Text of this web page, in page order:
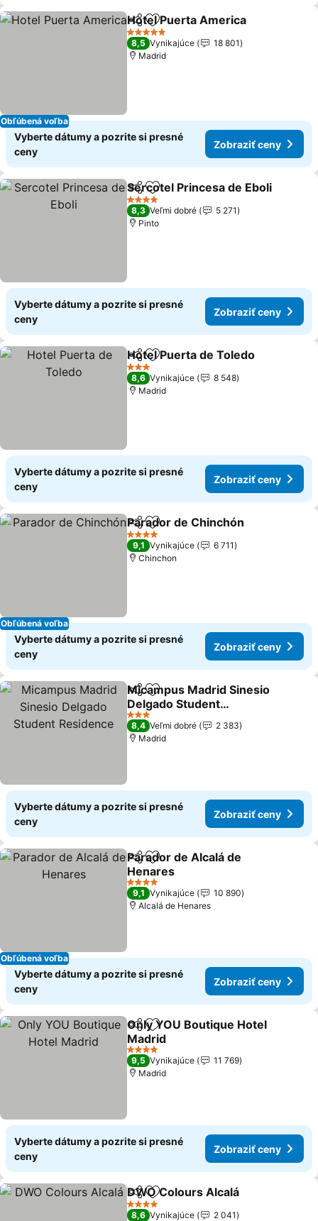
Obľúbená voľba
ZdieľaťPridať do obľúbených
Hotel Puerta America
5 Počet hviezdičiek
8,5 Vynikajúce
18 801
Madrid
Vyberte dátumy a pozrite si presné
ceny
Zobraziť ceny
ZdieľaťPridať do obľúbených
Sercotel Princesa de Eboli
4 Počet hviezdičiek
8,3 Veľmi dobré
5 271
Pinto
Vyberte dátumy a pozrite si presné
ceny
Zobraziť ceny
ZdieľaťPridať do obľúbených
Hotel Puerta de Toledo
3 Počet hviezdičiek
8,6 Vynikajúce
8 548
Madrid
Vyberte dátumy a pozrite si presné
ceny
Zobraziť ceny
Obľúbená voľba
ZdieľaťPridať do obľúbených
Parador de Chinchón
4 Počet hviezdičiek
9,1 Vynikajúce
6 711
Chinchon
Vyberte dátumy a pozrite si presné
ceny
Zobraziť ceny
ZdieľaťPridať do obľúbených
Micampus Madrid Sinesio
Delgado Student
Residence
3 Počet hviezdičiek
8,4 Veľmi dobré
2 383
Madrid
Vyberte dátumy a pozrite si presné
ceny
Zobraziť ceny
Obľúbená voľba
ZdieľaťPridať do obľúbených
Parador de Alcalá de
Henares
4 Počet hviezdičiek
9,1 Vynikajúce
10 890
Alcalá de Henares
Vyberte dátumy a pozrite si presné
ceny
Zobraziť ceny
ZdieľaťPridať do obľúbených
Only YOU Boutique Hotel
Madrid
4 Počet hviezdičiek
9,5 Vynikajúce
11 769
Madrid
Vyberte dátumy a pozrite si presné
ceny
Zobraziť ceny
ZdieľaťPridať do obľúbených
DWO Colours Alcalá
4 Počet hviezdičiek
8,6 Vynikajúce
2 041